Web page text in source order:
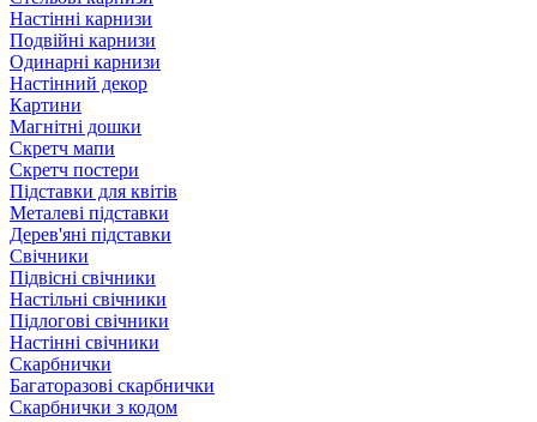
Настінні карнизи
Подвійні карнизи
Одинарні карнизи
Настінний декор
Картини
Магнітні дошки
Скретч мапи
Скретч постери
Підставки для квітів
Металеві підставки
Дерев'яні підставки
Свічники
Підвісні свічники
Настільні свічники
Підлогові свічники
Настінні свічники
Скарбнички
Багаторазові скарбнички
Скарбнички з кодом